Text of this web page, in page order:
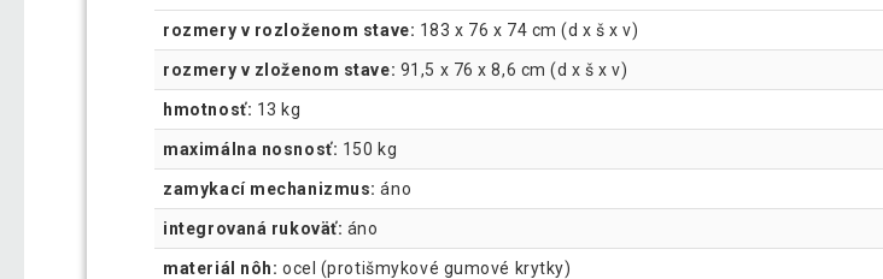
rozmery v rozloženom stave: 183 x 76 x 74 cm (d x š x v)
rozmery v zloženom stave: 91,5 x 76 x 8,6 cm (d x š x v)
hmotnosť: 13 kg
maximálna nosnosť: 150 kg
zamykací mechanizmus: áno
integrovaná rukoväť: áno
materiál nôh: ocel (protišmykové gumové krytky)